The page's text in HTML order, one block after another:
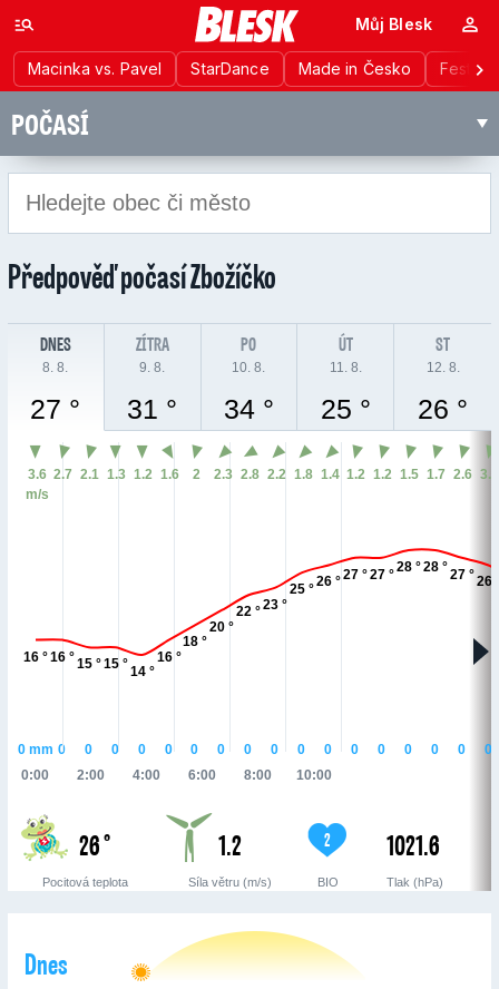
Macinka vs. Pavel StarDance Made in Česko
Můj Blesk
POČASÍ
Předpověď počasíZbožíčko
DNES
8. 8.
27 °
ZÍTRA
9. 8.
31 °
PO
10. 8.
34 °
ÚT
11. 8.
25 °
ST
12. 8.
26 °
16 °16 °15 °15 °14 °
16 °
18 °
20 °
22 °23 °
25 °26 °27 °27 °28 °28 °27 °26
0:00 2:00 4:00 6:00 8:00 10:00
0mm 0 0 0 0 0 0 0 0 0 0 0 0 0 0 0 0 0
3.6
m/s
2.7 2.1 1.3 1.2 1.6 2 2.3 2.8 2.2 1.8 1.4 1.2 1.2 1.5 1.7 2.6 3.4
26 °
Pocitová teplota
1.2
Síla větru (m/s)
2
BIO
1021.6
Tlak (hPa)
Dnes